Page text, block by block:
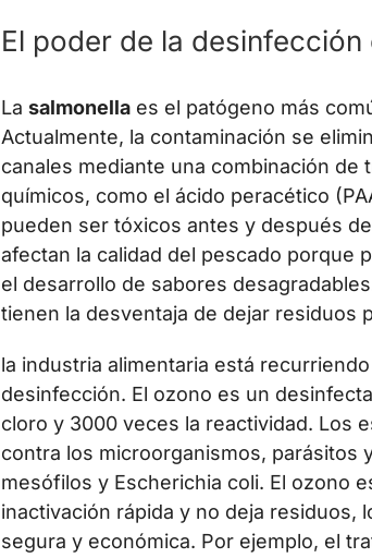
El poder de la
La salmonellaes el patógeno más
Actualmente, la contaminación se
canales mediante una combinación
químicos, como el ácido peracético
pueden ser tóxicos antes y después
afectan la calidad del pescado porque
el desarrollo de sabores
tienen la desventaja de dejar residuos
la industria alimentaria está
desinfección. El ozono es un
cloro y 3000 veces la reactividad. Los
contra los microorganismos, parásitos
mesófilos y Escherichia coli. El ozono
inactivación rápida y no deja residuos,
segura y económica. Por ejemplo, el